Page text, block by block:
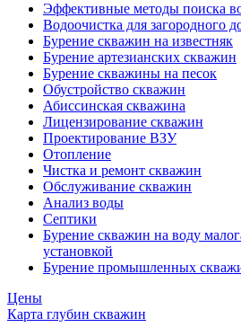
Эффективные методы поиска
Водоочистка для загородного
Бурение скважин на известняк
Бурение артезианских скважин
Бурение скважины на песок
Обустройство скважин
Абиссинская скважина
Лицензирование скважин
Проектирование ВЗУ
Отопление
Чистка и ремонт скважин
Обслуживание скважин
Анализ воды
Септики
Бурение скважин на воду
установкой
Бурение промышленных
Цены
Карта глубин скважин